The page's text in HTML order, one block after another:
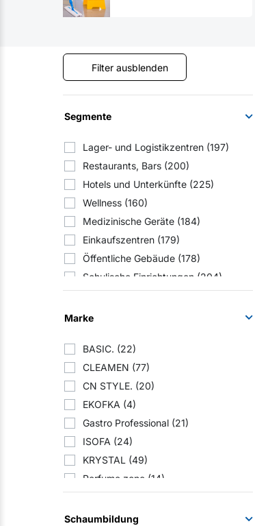
Filter ausblenden
Segmente
Lager- und Logistikzentren (197)
Restaurants, Bars (200)
Hotels und Unterkünfte (225)
Wellness (160)
Medizinische Geräte (184)
Einkaufszentren (179)
Öffentliche Gebäude (178)
Schulische Einrichtungen (204)
Haushalte (90)
Professionelle Wäschereien
Sportstätten und Fitnessstudios
Industrieunternehmen
Verteiler (3)
Marke
BASIC. (22)
CLEAMEN (77)
CN STYLE. (20)
EKOFKA (4)
Gastro Professional (21)
ISOFA (24)
KRYSTAL (49)
Perfume zone (14)
VAKAVO (11)
Schaumbildung